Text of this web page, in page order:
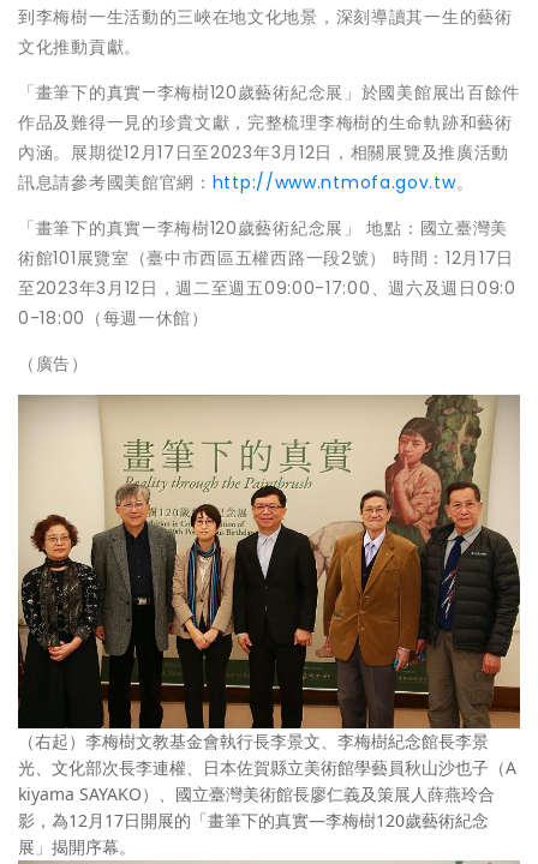
到李梅樹一生活動的三峽在地文化地景，深刻導讀其一生的藝術
文化推動貢獻。
「畫筆下的真實—李梅樹120歲藝術紀念展」於國美館展出百餘件
作品及難得一見的珍貴文獻，完整梳理李梅樹的生命軌跡和藝術
內涵。展期從12月17日至2023年3月12日，相關展覽及推廣活動
訊息請參考國美館官網： http://www.ntmofa.gov.tw。
「畫筆下的真實—李梅樹120歲藝術紀念展」 地點：國立臺灣美
術館101展覽室（臺中市西區五權西路一段2號） 時間：12月17日
至2023年3月12日，週二至週五09:00-17:00、週六及週日09:0
0-18:00（每週一休館）
（廣告）
（右起）李梅樹文教基金會執行長李景文、李梅樹紀念館長李景
光、文化部次長李連權、日本佐賀縣立美術館學藝員秋山沙也子（A
kiyama SAYAKO）、國立臺灣美術館長廖仁義及策展人薛燕玲合
影，為12月17日開展的「畫筆下的真實—李梅樹120歲藝術紀念
展」揭開序幕。